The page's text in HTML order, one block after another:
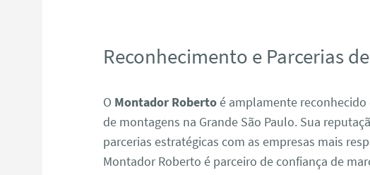
Reconhecimento e Parcerias
O Montador Robertoé amplamente
de montagens na Grande São Paulo. Sua
parcerias estratégicas com as empresas mais
Montador Roberto é parceiro de confiança de